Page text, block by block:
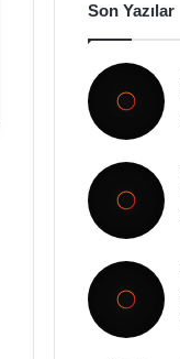
Son Yazılar